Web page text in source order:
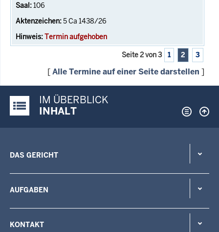
106
5 Ca 1438/26
Termin aufgehoben
Seite 2 von 3 1 2 3
[Alle Termine auf einer Seite darstellen ]
Justiz-Portal im Überblick:
IM ÜBERBLICK
INHALT
DAS GERICHT
AUFGABEN
KONTAKT